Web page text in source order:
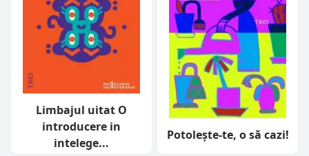
Limbajul uitat O
introducere in
intelege...
Potolește-te, o să cazi!